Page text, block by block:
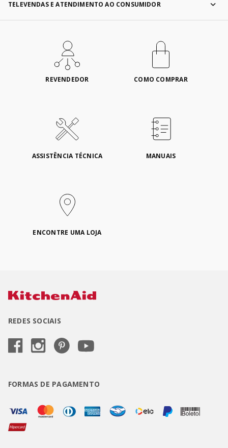
TELEVENDAS E ATENDIMENTO AO CONSUMIDOR
REVENDEDOR COMO COMPRAR
ASSISTÊNCIA TÉCNICA MANUAIS
ENCONTRE UMA LOJA
REDES SOCIAIS
FORMAS DE PAGAMENTO